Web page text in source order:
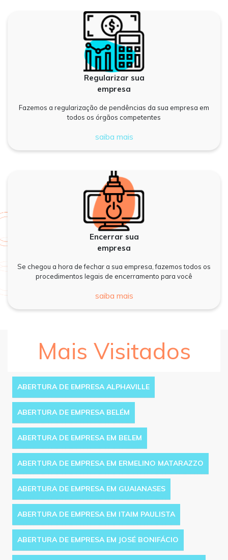
Regularizar sua
empresa
Fazemos a regularização de pendências da sua empresa em
todos os órgãos competentes
saiba mais
Encerrar sua
empresa
Se chegou a hora de fechar a sua empresa, fazemos todos os
procedimentos legais de encerramento para você
saiba mais
Mais Visitados
ABERTURA DE EMPRESA ALPHAVILLE
ABERTURA DE EMPRESA BELÉM
ABERTURA DE EMPRESA EM BELEM
ABERTURA DE EMPRESA EM ERMELINO MATARAZZO
ABERTURA DE EMPRESA EM GUAIANASES
ABERTURA DE EMPRESA EM ITAIM PAULISTA
ABERTURA DE EMPRESA EM JOSÉ BONIFÁCIO